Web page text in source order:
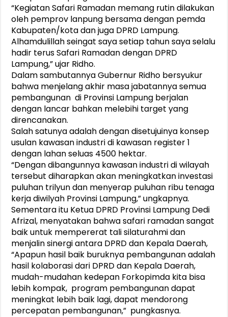
“Kegiatan Safari Ramadan memang rutin dilakukan
oleh pemprov lanpung bersama dengan pemda
Kabupaten/kota dan juga DPRD Lampung.
Alhamdulillah seingat saya setiap tahun saya selalu
hadir terus Safari Ramadan dengan DPRD
Lampung,” ujar Ridho.
Dalam sambutannya Gubernur Ridho bersyukur
bahwa menjelang akhir masa jabatannya semua
pembangunan di Provinsi Lampung berjalan
dengan lancar bahkan melebihi target yang
direncanakan.
Salah satunya adalah dengan disetujuinya konsep
usulan kawasan industri di kawasan register 1
dengan lahan seluas 4500 hektar.
“Dengan dibangunnya kawasan industri di wilayah
tersebut diharapkan akan meningkatkan investasi
puluhan trilyun dan menyerap puluhan ribu tenaga
kerja diwilyah Provinsi Lampung,” ungkapnya.
Sementara itu Ketua DPRD Provinsi Lampung Dedi
Afrizal, menyatakan bahwa safari ramadan sangat
baik untuk mempererat tali silaturahmi dan
menjalin sinergi antara DPRD dan Kepala Daerah,
“Apapun hasil baik buruknya pembangunan adalah
hasil kolaborasi dari DPRD dan Kepala Daerah,
mudah-mudahan kedepan Forkopimda kita bisa
lebih kompak, program pembangunan dapat
meningkat lebih baik lagi, dapat mendorong
percepatan pembangunan,” pungkasnya.